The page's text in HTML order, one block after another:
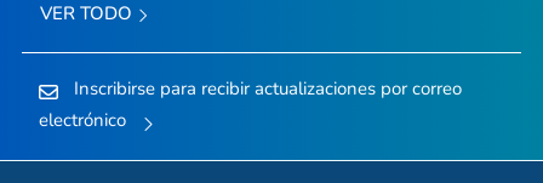
VER TODO
Inscribirse para recibir actualizaciones por correo
electrónico